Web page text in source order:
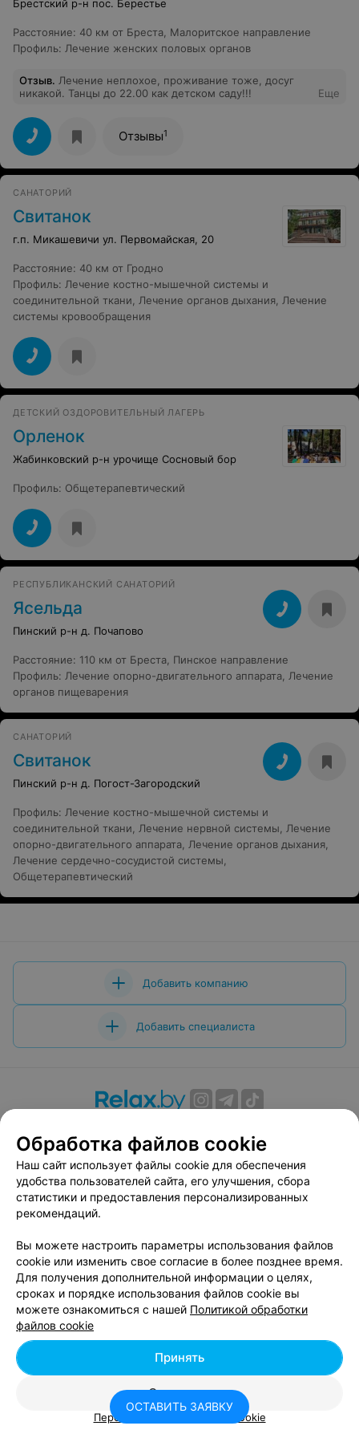
день, свет отключается, в комнатах, по причинам
лето давно закончилось, включайте тепло и
встречайте санстанцию. Доказательства отсутствия
Больше к вам точно не поедим. Заплатить 500
долларов для белоруса и 900 для россиянина ( а есть
номера и подороже) и привезти кучу болезней после
заработанные деньги туркам или египтянам. Там
сервис, улыбки, солнце и море, а у вас нездоровый
интерес к деньгам без предоставления нормальных
отдыхающий.
Брестский р-н пос. Берестье
Расстояние: 40 км от Бреста, Малоритское направление
Профиль: Лечение женских половых органов
Отзыв. Лечение неплохое, проживание тоже, досуг
никакой. Танцы до 22.00 как детском саду!!!
Еще
Отзывы1
САНАТОРИЙ
Свитанок
г.п. Микашевичи ул. Первомайская, 20
Расстояние: 40 км от Гродно
Профиль: Лечение костно-мышечной системы и
соединительной ткани
Лечение органов дыхания Лечение
системы кровообращения
ДЕТСКИЙ ОЗДОРОВИТЕЛЬНЫЙ ЛАГЕРЬ
Орленок
Жабинковский р-н урочище Сосновый бор
Профиль: Общетерапевтический
РЕСПУБЛИКАНСКИЙ САНАТОРИЙ
Ясельда
Пинский р-н д. Почапово
Расстояние: 110 км от Бреста, Пинское направление
Профиль: Лечение опорно-двигательного аппарата Лечение
органов пищеварения
САНАТОРИЙ
Свитанок
Пинский р-н д. Погост-Загородский
Профиль: Лечение костно-мышечной системы и
соединительной ткани
Лечение нервной системы
Лечение
опорно-двигательного аппарата Лечение органов дыхания
Лечение сердечно-сосудистой системы
Общетерапевтический
Добавить компанию
Добавить специалиста
Вакансии
Публичный договор
Способы оплаты
Публичный договор по использованию сервиса
«Афиша»
Пользовательское соглашение
Связаться по вопросам сотрудничества
Написать руководителю relax.by
Персональные настройки cookie
Обработка персональных данных
Минский горисполком
| 220012, Республика Беларусь, г. Минск,
улица Толбухина, 2, пом. 16 | info@relax.by
Обработка файлов cookie
Наш сайт использует файлы cookie для обеспечения
удобства пользователей сайта, его улучшения, сбора
статистики и предоставления персонализированных
рекомендаций.
Вы можете настроить параметры использования файлов
cookie или изменить свое согласие в более позднее время.
Для получения дополнительной информации о целях,
сроках и порядке использования файлов cookie вы
можете ознакомиться с нашей Политикой обработки
файлов cookie
Отклонить
Принять
Персональные настройки Cookie
ОСТАВИТЬ ЗАЯВКУ